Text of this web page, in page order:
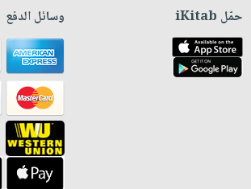
حمّل iKitab وسائل الدفع